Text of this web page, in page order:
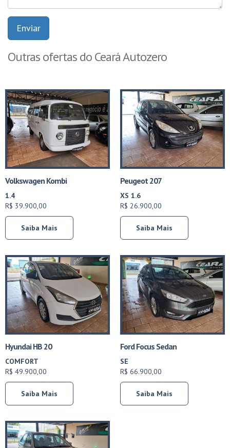
Enviar
Outras ofertas do Ceará Autozero
Volkswagen Kombi
1.4
R$ 39.900,00
Saiba Mais
Peugeot 207
XS 1.6
R$ 26.900,00
Saiba Mais
Hyundai HB 20
COMFORT
R$ 49.900,00
Saiba Mais
Ford Focus Sedan
SE
R$ 66.900,00
Saiba Mais